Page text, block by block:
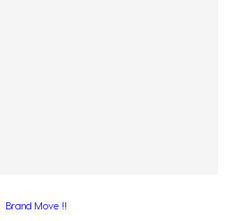
Brand Move !!